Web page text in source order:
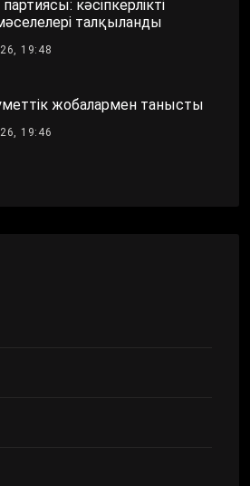
кәсіпкерлікті
талқыланды
19:48
жобалармен танысты
19:46